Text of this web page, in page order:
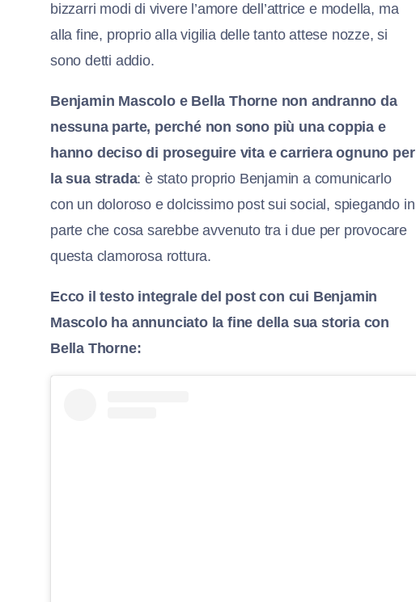
bizzarri modi di vivere l’amore dell’attrice emodella, ma
alla fine, proprio alla vigilia delle tanto attese nozze, si
sono detti addio.
Benjamin Mascolo e Bella Thorne non andranno da
nessuna parte, perché non sono più una coppia e
hanno deciso di proseguire vita e carriera ognuno per
la sua strada: è stato proprio Benjamin a comunicarlo
con un doloroso e dolcissimo post sui social, spiegando in
parte che cosa sarebbe avvenuto tra i due per provocare
questa clamorosa rottura.
Ecco il testo integrale del post con cui Benjamin
Mascolo ha annunciato la fine della sua storia con
Bella Thorne: